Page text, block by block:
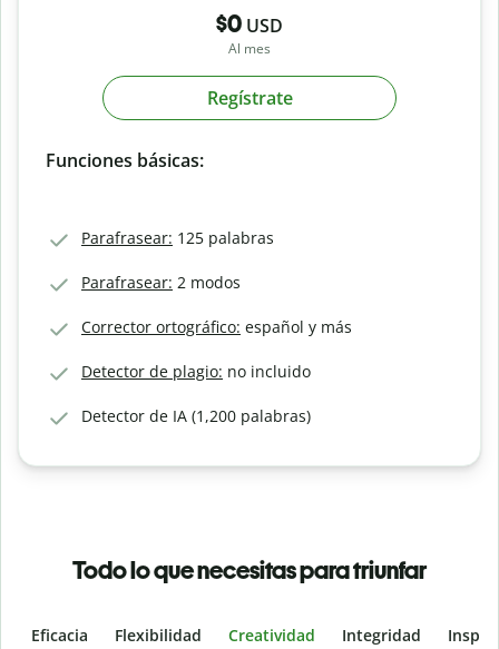
$0 USD
Al mes
Regístrate
Funciones básicas:
Parafrasear: 125 palabras
Parafrasear: 2 modos
Corrector ortográfico: español y más
Detector de plagio: no incluido
Detector de IA (1,200 palabras)
Todo lo que necesitas para triunfar
Eficacia Flexibilidad Creatividad Integridad